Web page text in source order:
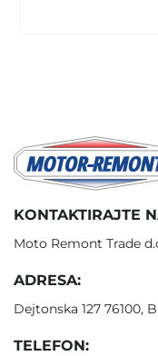
KONTAKTIRAJTE
Moto Remont Trade
ADRESA:
Dejtonska 127 76100,
TELEFON: